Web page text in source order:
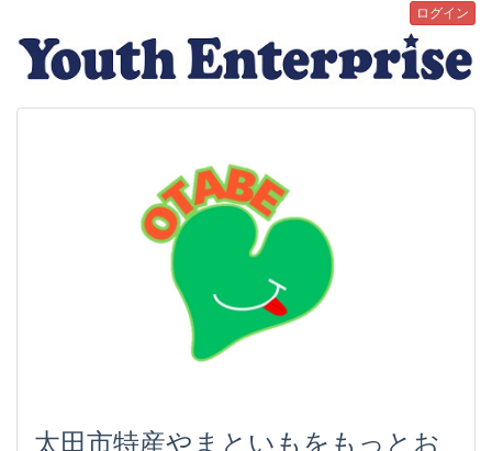
ログイン
太田市特産やまといもをもっとお